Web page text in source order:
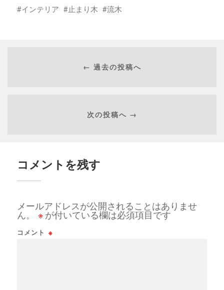
インテリア
止まり木 流木
← 過去の投稿へ
次の投稿へ →
コメントを残す
メールアドレスが公開されることはありませ
ん。
※ が付いている欄は必須項目です
コメント ※